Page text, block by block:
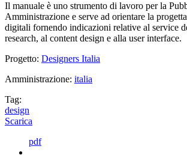
Il manuale è uno strumento di lavoro per la
Amministrazione e serve ad orientare la
digitali fornendo indicazioni relative al service
research, al content design e alla user interface.
Progetto: Designers Italia
Amministrazione: italia
Tag:
design
Scarica
pdf